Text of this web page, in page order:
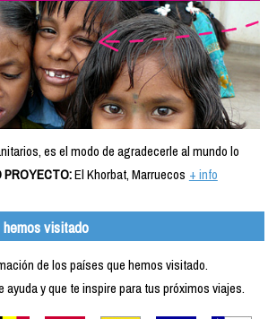
es el modo de agradecerle al mundo lo
PROYECTO:El Khorbat, Marruecos + info
visitado
de los países que hemos visitado.
ayuda y que te inspire para tus próximos viajes.